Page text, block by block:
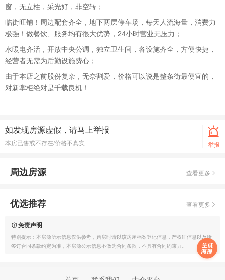
窗，无立柱，采光好，非空转；
临街旺铺！周边配套齐全，地下两层停车场，每天人流海量，消费力
极强！做餐饮、服务均有很大优势，24小时营业无压力；
水暖电齐活，开放中央公调，独立卫生间，各设施齐全，方便快捷，
经营者无需为后勤设施费心；
由于本店之前股份复杂，无奈割爱，价格可以说是整条街最便宜的，
对新掌柜绝对是千载良机！
举报
如发现房源虚假，请马上举报
本房已售或不存在/价格不真实
周边房源 查看更多
优选推荐 查看更多
免责声明
特别提示：本房源所示信息仅供参考，购房时请以该房屋档案登记信息，产权证信息以及所
签订合同条款约定为准，本房源公示信息不做为合同条款，不具有合同约束力。